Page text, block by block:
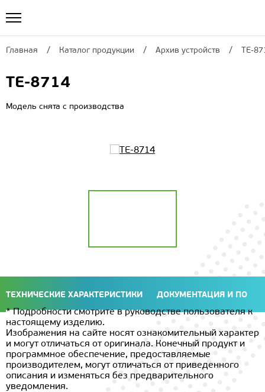
Главная Каталог продукции Архив устройств ТЕ-
ТЕ-8714
Модель снята с производства
ТЕХНИЧЕСКИЕ ХАРАКТЕРИСТИКИ ДОКУМЕНТАЦИЯ И ПО
* Подробности смотрите в руководстве пользователя к
настоящему изделию.
Изображения на сайте носят ознакомительный характер
и могут отличаться от оригинала. Конечный продукт и
программное обеспечение, предоставляемые
производителем, могут отличаться от приведенного
описания и изменяться без предварительного
уведомления.